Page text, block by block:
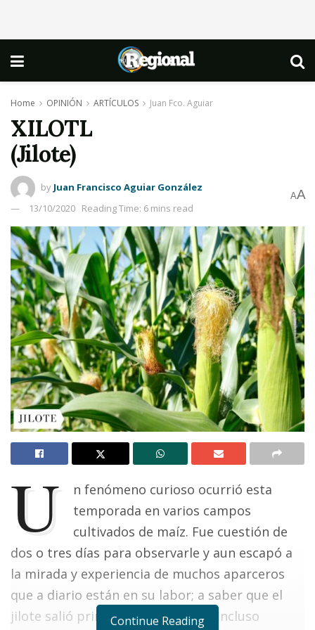
Home OPINIÓN ARTÍCULOS Juan Fco. Aguiar
XILOTL
(Jilote)
by Juan Francisco Aguiar González
13/10/2020 Reading Time: 6 mins read
AA
U
n fenómeno curioso ocurrió esta
temporada en varios campos
cultivados de maíz. Fue cuestión de
dos o tres días para observarle y aun escapó a
la mirada y experiencia de muchos aparceros
que a diario están en su labor; a saber que el
jilote salió primero que la espiga. Incluso
Continue Reading